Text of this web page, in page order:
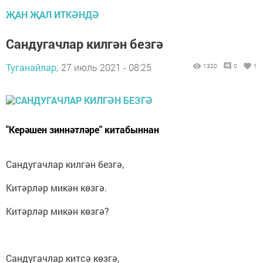
ҖАН ҖАЛ ИТКӘНДӘ
Сандугачлар килгән безгә
Туганайлар, 27 июль 2021 - 08:25 1320 0 1
"Керәшен зиннәтләре" китабыннан
Сандугачлар килгән безгә,
Китәрләр микән көзгә.
Китәрләр микән көзгә?
Сандугачлар китсә көзгә,